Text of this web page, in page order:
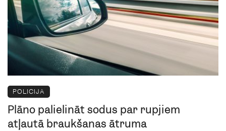
POLICIJA
Plāno palielināt sodus par rupjiem
atļautā braukšanas ātruma